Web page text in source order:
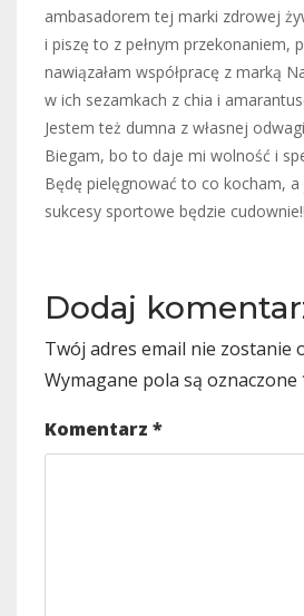
ambasadorem tej marki zdrowej
i piszę to z pełnym przekonaniem,
nawiązałam współpracę z marką
w ich sezamkach z chia i
Jestem też dumna z własnej
Biegam, bo to daje mi wolność i
Będę pielęgnować to co kocham,
sukcesy sportowe będzie
Dodaj
Twój adres email nie zostanie
Wymagane pola są oznaczone
Komentarz *